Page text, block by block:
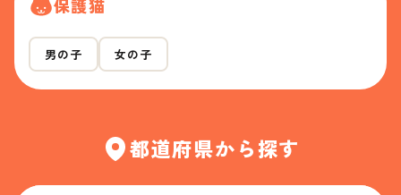
保護猫
男の子 女の子
都道府県から探す